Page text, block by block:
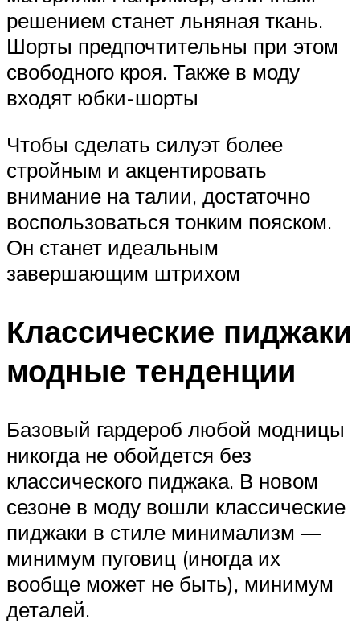
решением станет льняная ткань.
Шорты предпочтительны при этом
свободного кроя. Также в моду
входят юбки-шорты
Чтобы сделать силуэт более
стройным и акцентировать
внимание на талии, достаточно
воспользоваться тонким пояском.
Он станет идеальным
завершающим штрихом
Классические пиджаки
модные тенденции
Базовый гардероб любой модницы
никогда не обойдется без
классического пиджака. В новом
сезоне в моду вошли классические
пиджаки в стиле минимализм —
минимум пуговиц (иногда их
вообще может не быть), минимум
деталей.